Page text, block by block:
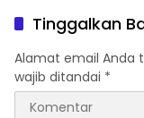
Tinggalkan
Alamat email Anda
wajib ditandai *